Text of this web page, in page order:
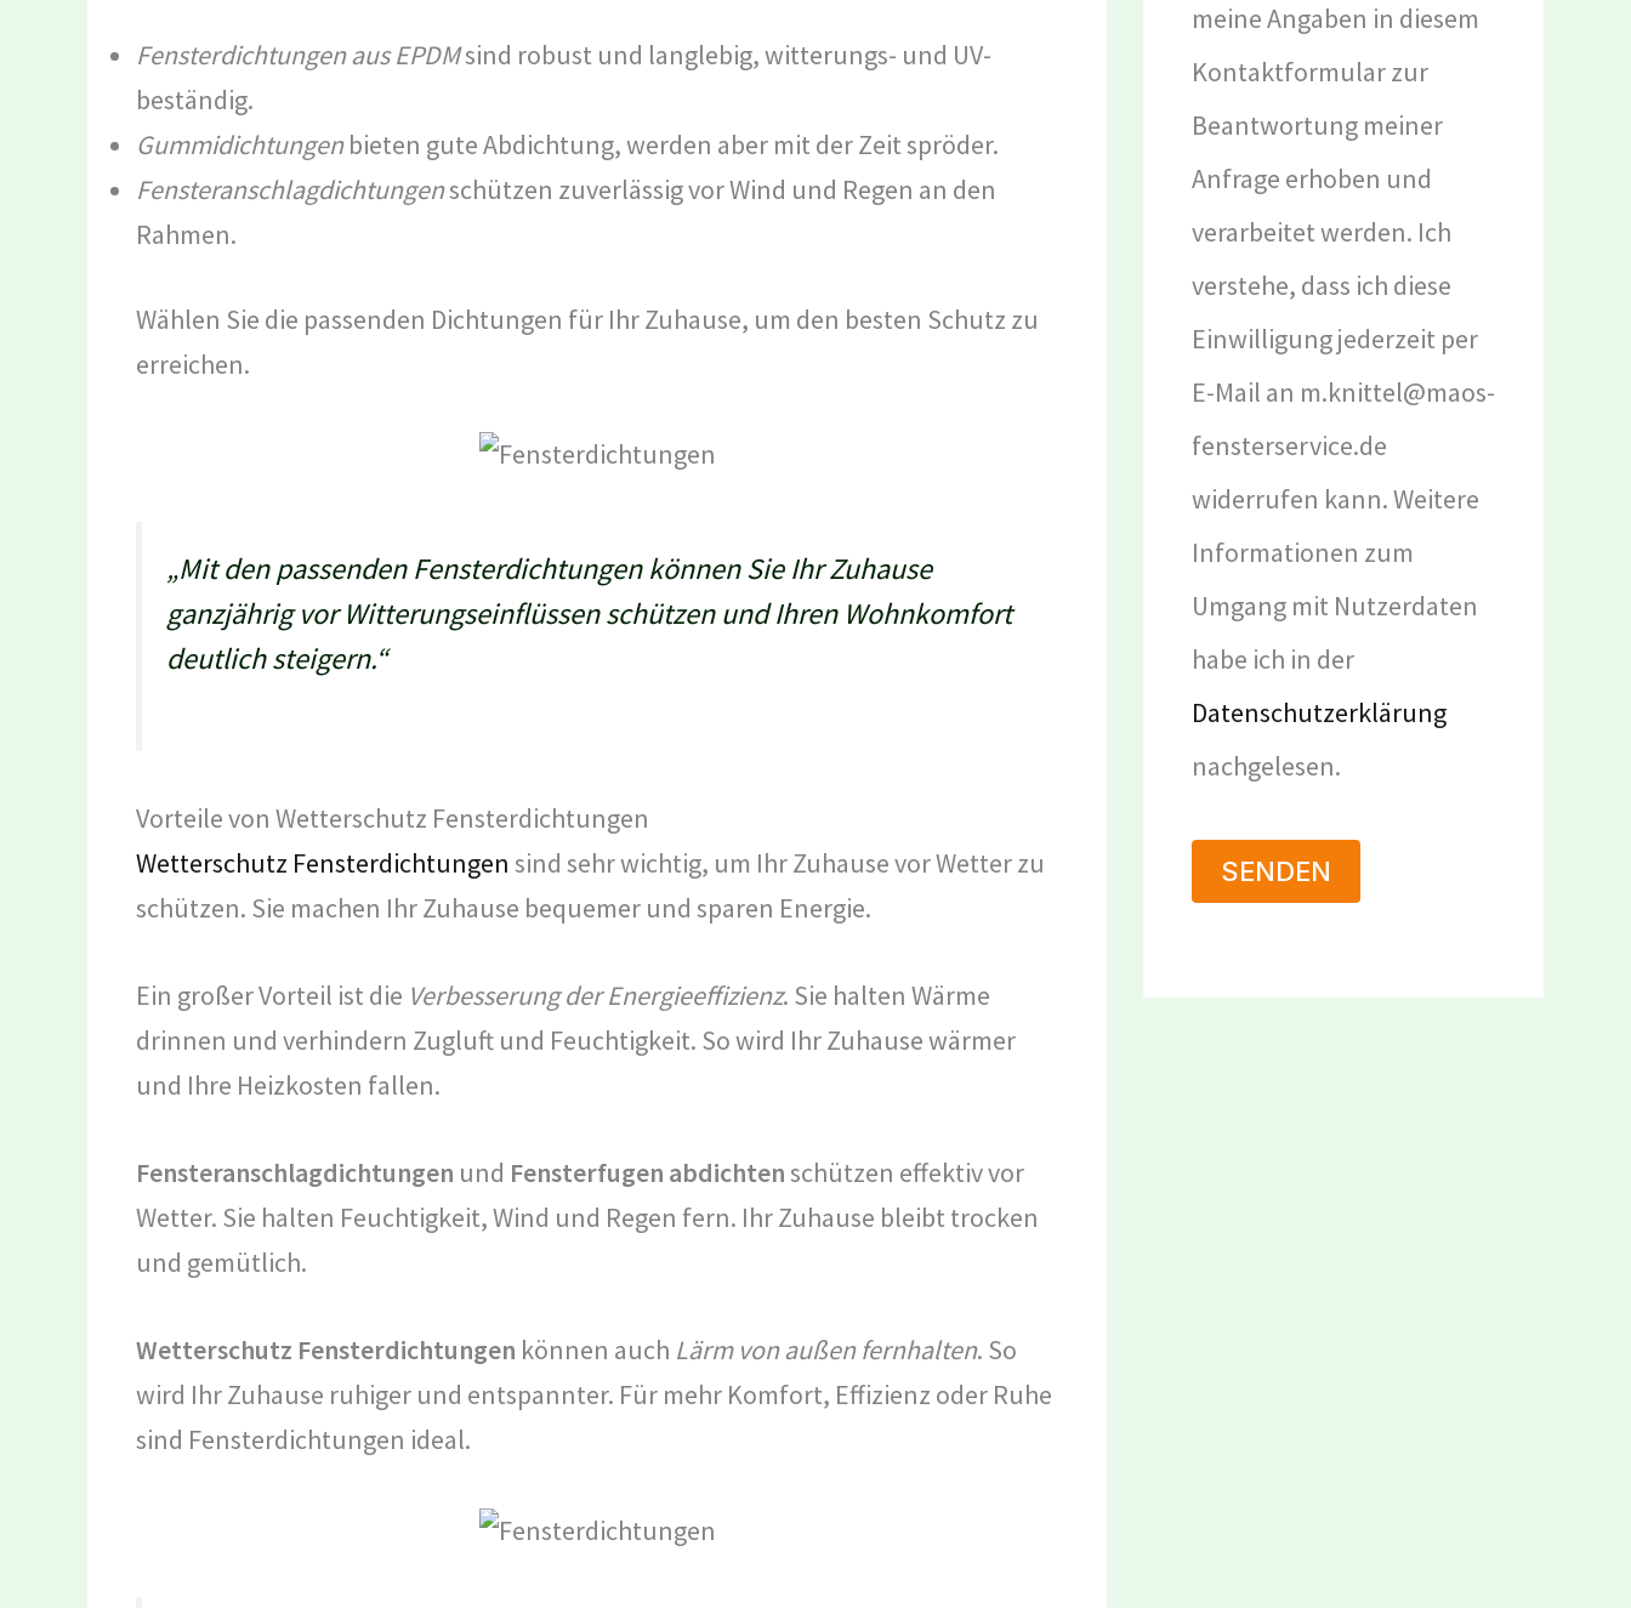
Fensterdichtungen aus EPDMsind robust und langlebig, witterungs- und UV-
beständig.
Gummidichtungenbieten gute Abdichtung, werden aber mit der Zeit spröder.
Fensteranschlagdichtungenschützen zuverlässig vor Wind und Regen an den
Rahmen.
Wählen Sie die passenden Dichtungen für Ihr Zuhause, um den besten Schutz zu
erreichen.
„Mit den passenden Fensterdichtungen können Sie Ihr Zuhause
ganzjährig vor Witterungseinflüssen schützen und Ihren Wohnkomfort
deutlich steigern.“
Vorteile von Wetterschutz Fensterdichtungen
Wetterschutz Fensterdichtungen sind sehr wichtig, um Ihr Zuhause vor Wetter zu
schützen. Sie machen Ihr Zuhause bequemer und sparen Energie.
Ein großer Vorteil ist die Verbesserung der Energieeffizienz. Sie halten Wärme
drinnen und verhindern Zugluft und Feuchtigkeit. So wird Ihr Zuhause wärmer
und Ihre Heizkosten fallen.
Fensteranschlagdichtungen und Fensterfugen abdichtenschützen effektiv vor
Wetter. Sie halten Feuchtigkeit, Wind und Regen fern. Ihr Zuhause bleibt trocken
und gemütlich.
Wetterschutz Fensterdichtungen können auch Lärm von außen fernhalten. So
wird Ihr Zuhause ruhiger und entspannter. Für mehr Komfort, Effizienz oder Ruhe
sind Fensterdichtungen ideal.
meine Angaben in diesem
Kontaktformular zur
Beantwortung meiner
Anfrage erhoben und
verarbeitet werden. Ich
verstehe, dass ich diese
Einwilligung jederzeit per
E-Mail an m.knittel@maos-
fensterservice.de
widerrufen kann. Weitere
Informationen zum
Umgang mit Nutzerdaten
habe ich in der
Datenschutzerklärung
nachgelesen.